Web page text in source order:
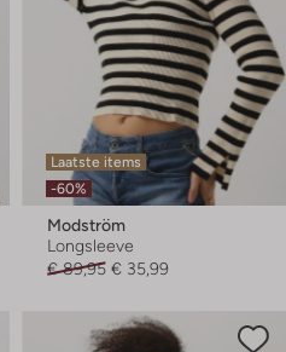
Laatste items
-60%
Modström
Longsleeve
€ 89,95 € 35,99